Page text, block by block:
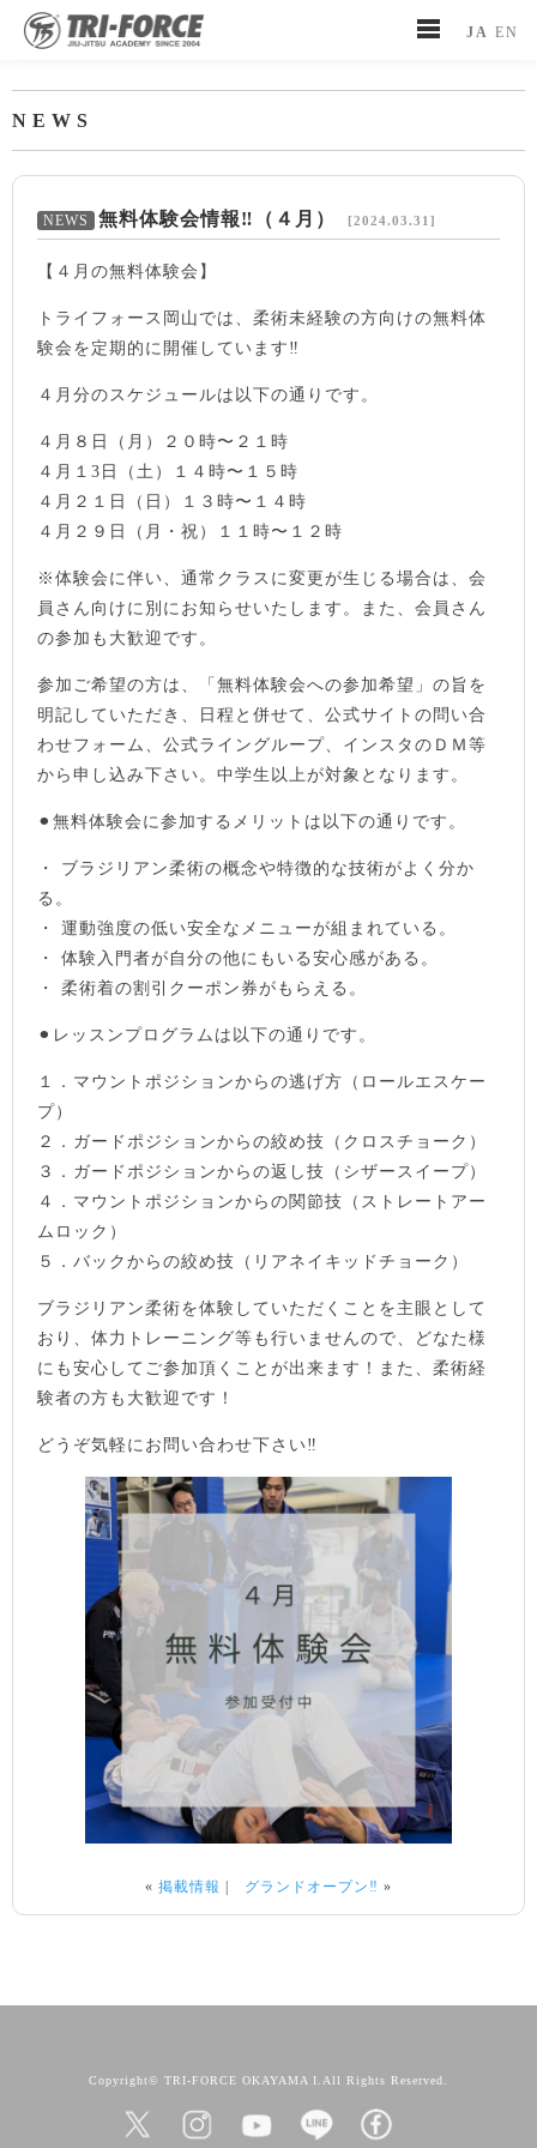
NEWS
無料体験会情報‼️（４月） [2024.03.31]
【４月の無料体験会】
トライフォース岡山では、柔術未経験の方向けの無料体
験会を定期的に開催しています‼️
４月分のスケジュールは以下の通りです。
４月８日（月）２０時〜２１時
４月１3日（土）１４時〜１５時
４月２１日（日）１３時〜１４時
４月２９日（月・祝）１１時〜１２時
※体験会に伴い、通常クラスに変更が生じる場合は、会
員さん向けに別にお知らせいたします。また、会員さん
の参加も大歓迎です。
参加ご希望の方は、「無料体験会への参加希望」の旨を
明記していただき、日程と併せて、公式サイトの問い合
わせフォーム、公式ライングループ、インスタのＤＭ等
から申し込み下さい。中学生以上が対象となります。
⚫︎無料体験会に参加するメリットは以下の通りです。
・ ブラジリアン柔術の概念や特徴的な技術がよく分か
る。
・ 運動強度の低い安全なメニューが組まれている。
・ 体験入門者が自分の他にもいる安心感がある。
・ 柔術着の割引クーポン券がもらえる。
⚫︎︎レッスンプログラムは以下の通りです。
１．マウントポジションからの逃げ方（ロールエスケー
プ）
２．ガードポジションからの絞め技（クロスチョーク）
３．ガードポジションからの返し技（シザースイープ）
４．マウントポジションからの関節技（ストレートアー
ムロック）
５．バックからの絞め技（リアネイキッドチョーク）
ブラジリアン柔術を体験していただくことを主眼として
おり、体力トレーニング等も行いませんので、どなた様
にも安心してご参加頂くことが出来ます！また、柔術経
験者の方も大歓迎です！
どうぞ気軽にお問い合わせ下さい‼️
« 掲載情報 グランドオープン‼️ »
Copyright© TRI-FORCE OKAYAMA I.All Rights Reserved.
JA EN